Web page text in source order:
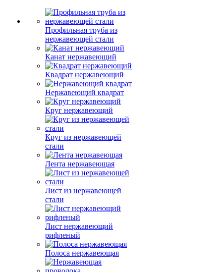
Профильная труба из
нержавеющей стали
Канат нержавеющий
Квадрат нержавеющий
Нержавеющий квадрат
Круг нержавеющий
Круг из нержавеющей
стали
Лента нержавеющая
Лист из нержавеющей
стали
Лист нержавеющий
рифленый
Полоса нержавеющая